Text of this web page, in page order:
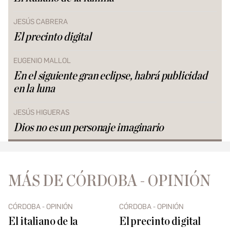
JESÚS CABRERA
El precinto digital
EUGENIO MALLOL
En el siguiente gran eclipse, habrá publicidad
en la luna
JESÚS HIGUERAS
Dios no es un personaje imaginario
MÁS DE CÓRDOBA - OPINIÓN
CÓRDOBA - OPINIÓN
El italiano de la
CÓRDOBA - OPINIÓN
El precinto digital